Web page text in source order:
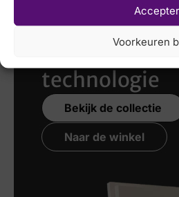
Voorkeuren
scannenmet
nieuwste 3D
technologie
Bekijk de collectie
Naar de winkel